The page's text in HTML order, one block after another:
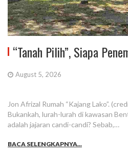
“Tanah Pilih”, Siapa
August 5, 2026
Jon Afrizal Rumah “Kajang Lako”.
Bukankah, lurah-lurah di kawasan
adalah jajaran candi-candi? Sebab,…
BACA SELENGKAPNYA...